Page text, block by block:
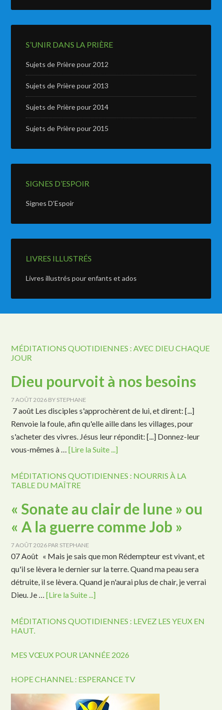
S’UNIR DANS LA PRIÈRE
Sujets de Prière pour 2012
Sujets de Prière pour 2013
Sujets de Prière pour 2014
Sujets de Prière pour 2015
SIGNES D’ESPOIR
Signes D’Espoir
LIVRES ILLUSTRÉS
Livres illustrés pour enfants et ados
MÉDITATIONS QUOTIDIENNES : AVEC DIEU CHAQUE
JOUR
Dieu pourvoit à nos besoins
7 AOÛT 2026 BY STEPHANE
7 août Les disciples s'approchèrent de lui, et dirent: [...]
Renvoie la foule, afin qu'elle aille dans les villages, pour
s'acheter des vivres. Jésus leur répondit: [...] Donnez-leur
vous-mêmes à …[Lire la Suite ...]
MÉDITATIONS QUOTIDIENNES : NOURRIS À LA
TABLE DU MAÎTRE
« Sonate au clair de lune » ou
« A la guerre comme Job »
7 AOÛT 2026 PAR STEPHANE
07 Août « Mais je sais que mon Rédempteur est vivant, et
qu'il se lèvera le dernier sur la terre. Quand ma peau sera
détruite, il se lèvera. Quand je n'aurai plus de chair, je verrai
Dieu. Je …[Lire la Suite ...]
MÉDITATIONS QUOTIDIENNES : LEVEZ LES YEUX EN
HAUT.
MES VŒUX POUR L’ANNÉE 2026
HOPE CHANNEL : ESPERANCE TV